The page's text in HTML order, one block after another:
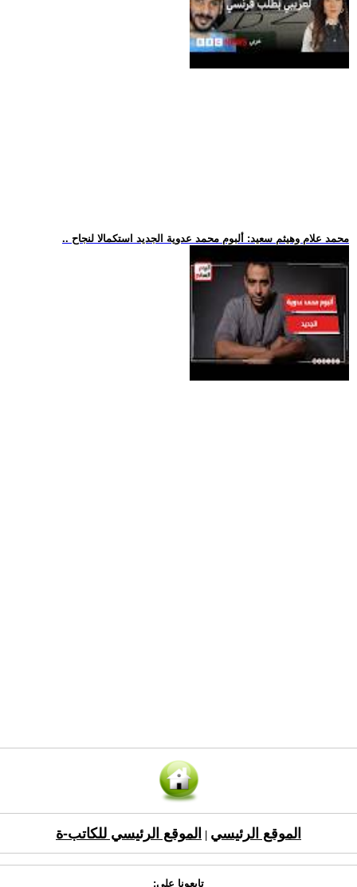
.. محمد علام وهيثم سعيد: ألبوم محمد عدوية الجديد استكمالا لنجاح
الموقع الرئيسي الموقع الرئيسي للكاتب-ة
تابعونا على: